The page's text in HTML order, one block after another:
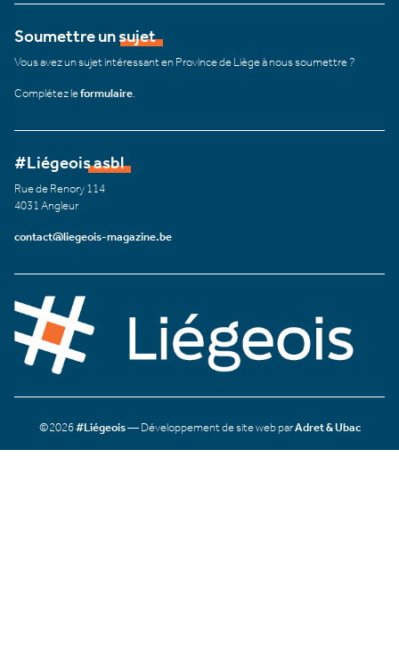
Soumettre un sujet
Vous avez un sujet intéressant en Province de Liège à nous soumettre ?
Complétez leformulaire
#Liégeois asbl
Rue de Renory 114
4031 Angleur
contact@liegeois-magazine.be
©2026#Liégeois— Développement de site web parAdret & Ubac